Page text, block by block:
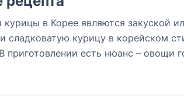
в Корее являются закуской
сладковатую курицу в корейском
есть нюанс – овощи